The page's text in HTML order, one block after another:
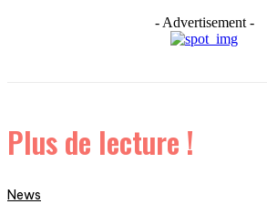
- Advertisement -
Plus de lecture !
News